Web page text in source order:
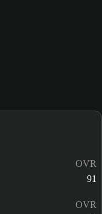
OVR
91
OVR